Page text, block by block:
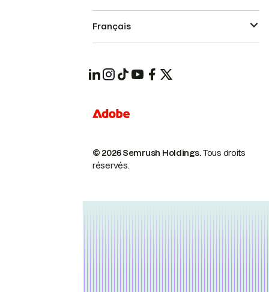
© 2026 Semrush Holdings.Tous droits
réservés.
Français